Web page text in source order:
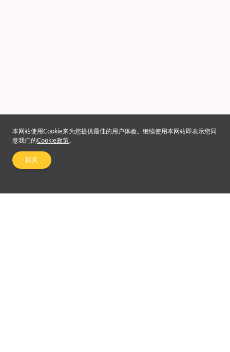
本网站使用Cookie来为您提供最佳的用户体验。继续使用本网站即表示您同
意我们的Cookie政策。
同意